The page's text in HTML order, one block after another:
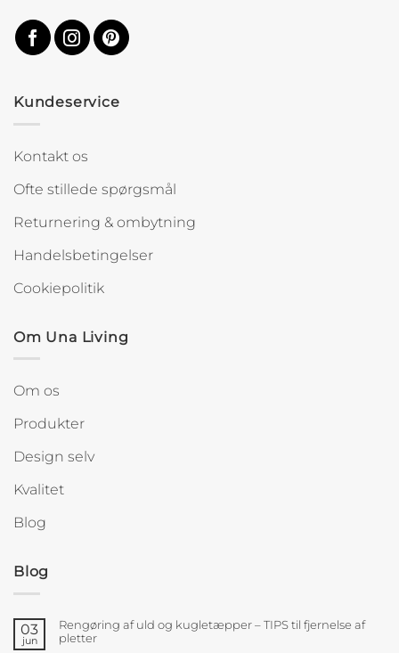
Kundeservice
Kontakt os
Ofte stillede spørgsmål
Returnering & ombytning
Handelsbetingelser
Cookiepolitik
Om Una Living
Om os
Produkter
Design selv
Kvalitet
Blog
Blog
03
jun
Rengøring af uld og kugletæpper – TIPS til fjernelse af
pletter